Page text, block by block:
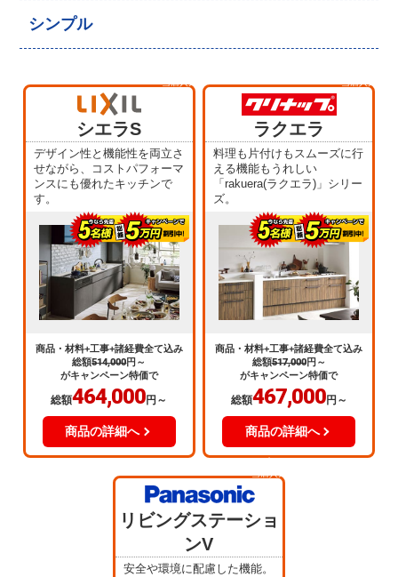
シンプル
シエラS
デザイン性と機能性を両立さ
せながら、コストパフォーマ
ンスにも優れたキッチンで
す。
商品・材料+工事+諸経費全て込み
総額514,000円～
がキャンペーン特価で
総額464,000円～
商品の詳細へ
ラクエラ
料理も片付けもスムーズに行
える機能もうれしい
「rakuera(ラクエラ)」シリー
ズ。
商品・材料+工事+諸経費全て込み
総額517,000円～
がキャンペーン特価で
総額467,000円～
商品の詳細へ
リビングステーショ
ンV
安全や環境に配慮した機能。
当店人気